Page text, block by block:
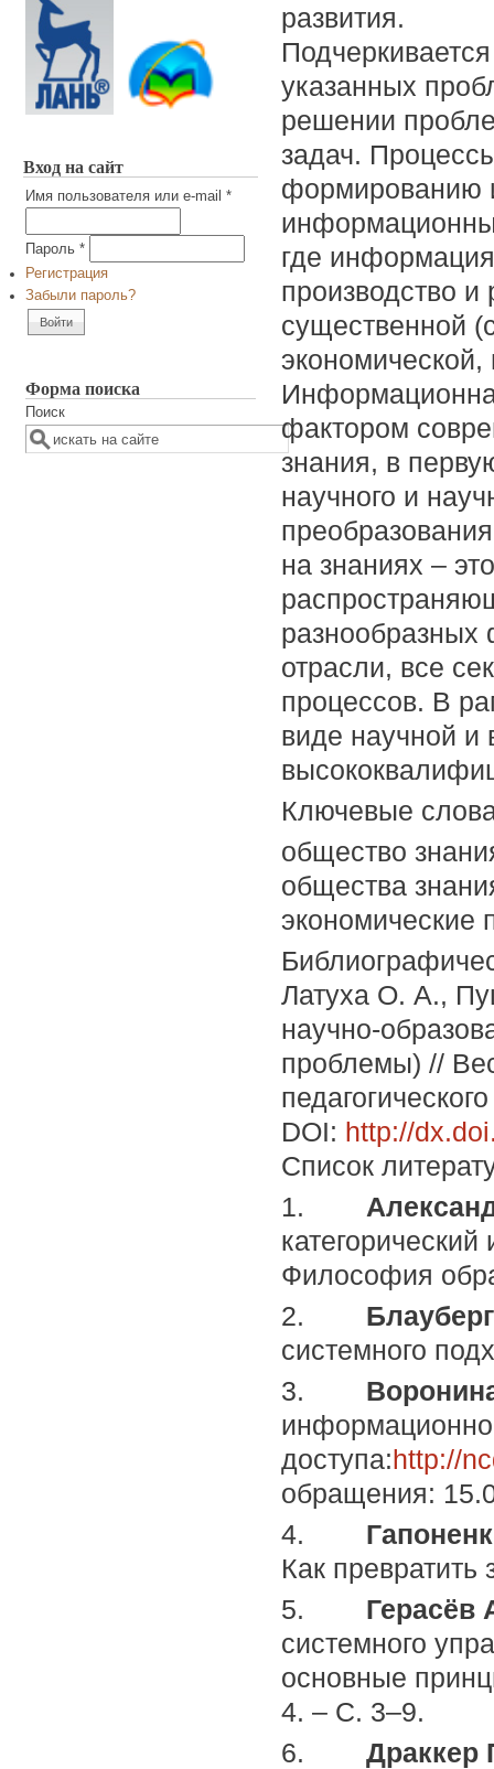
Вход на сайт
Имя пользователя или e-mail *
Пароль *
Регистрация
Забыли пароль?
Форма поиска
Поиск
развития.
указанных
решении
задач.
формированию
где
производство и
существенной
экономической,
фактором
знания, в
научного и
на знаниях –
разнообразных
отрасли, все
процессов. В
виде научной и
Ключевые
общество
общества
экономические
Латуха О. А.,
научно-
проблемы) //
DOI: http://
Список
1.
Философия
2.
системного
3.
доступа:http://
обращения:
4.
Как
5. Герасёв
системного
основные
4. – С. 3–9.
6. Драккер